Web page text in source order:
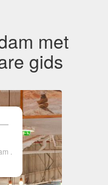
met
gids
.